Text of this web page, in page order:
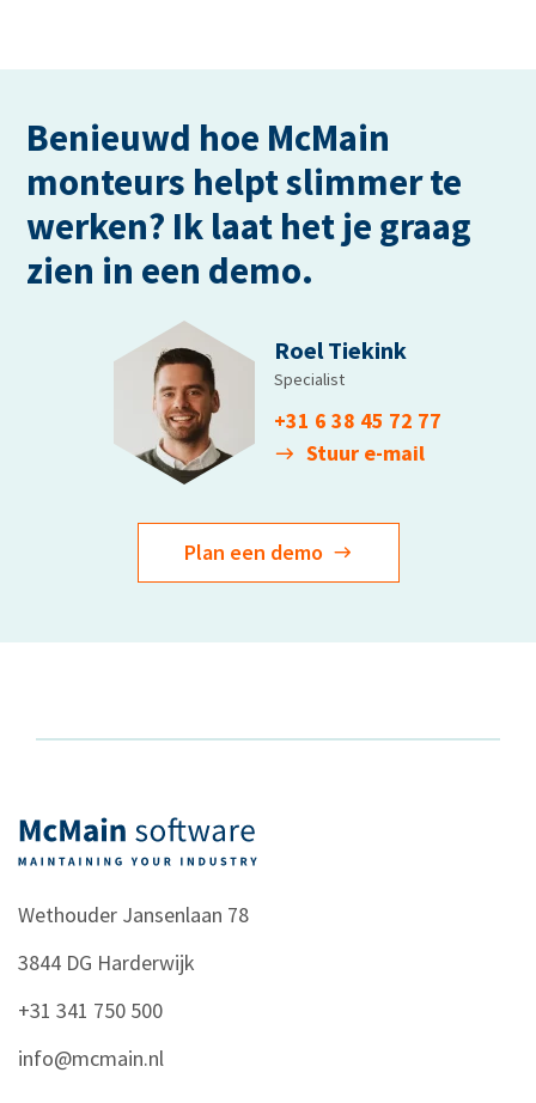
Benieuwd hoe McMain
monteurs helpt slimmer te
werken? Ik laat het je graag
zien in een demo.
Roel Tiekink
Specialist
+31 6 38 45 72 77
Stuur e-mail
Plan een demo
Wethouder Jansenlaan 78
3844 DG Harderwijk
+31 341 750 500
info@mcmain.nl